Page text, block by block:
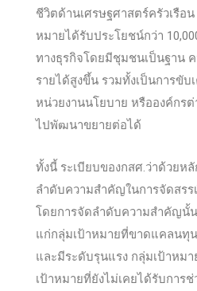
ชีวิตด้านเศรษฐศาสตร์ครัวเรือ
หมายได้รับประโยชน์กว่า
ทางธุรกิจโดยมีชุมชนเป็นฐาน
รายได้สูงขึ้น รวมทั้งเป็นการขับ
หน่วยงานนโยบาย หรือองค์กร
ไปพัฒนาขยายต่อได้
ทั้งนี้ ระเบียบของกสศ.ว่าด้วยห
ลำดับความสำคัญในการจัดสรร
โดยการจัดลำดับความสำคัญนั้
แก่กลุ่มเป้าหมายที่ขาดแคลนทุ
และมีระดับรุนแรง กลุ่มเป้าห
เป้าหมายที่ยังไม่เคยได้รับการ